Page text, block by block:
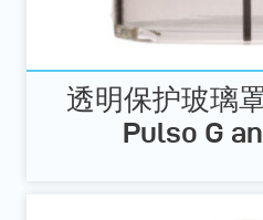
透明保护玻璃
Pulso G